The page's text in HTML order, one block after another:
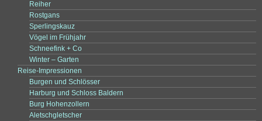
Reiher
Rostgans
Sperlingskauz
Vögel im Frühjahr
Schneefink + Co
Winter – Garten
Reise-Impressionen
Burgen und Schlösser
Harburg und Schloss Baldern
Burg Hohenzollern
Aletschgletscher